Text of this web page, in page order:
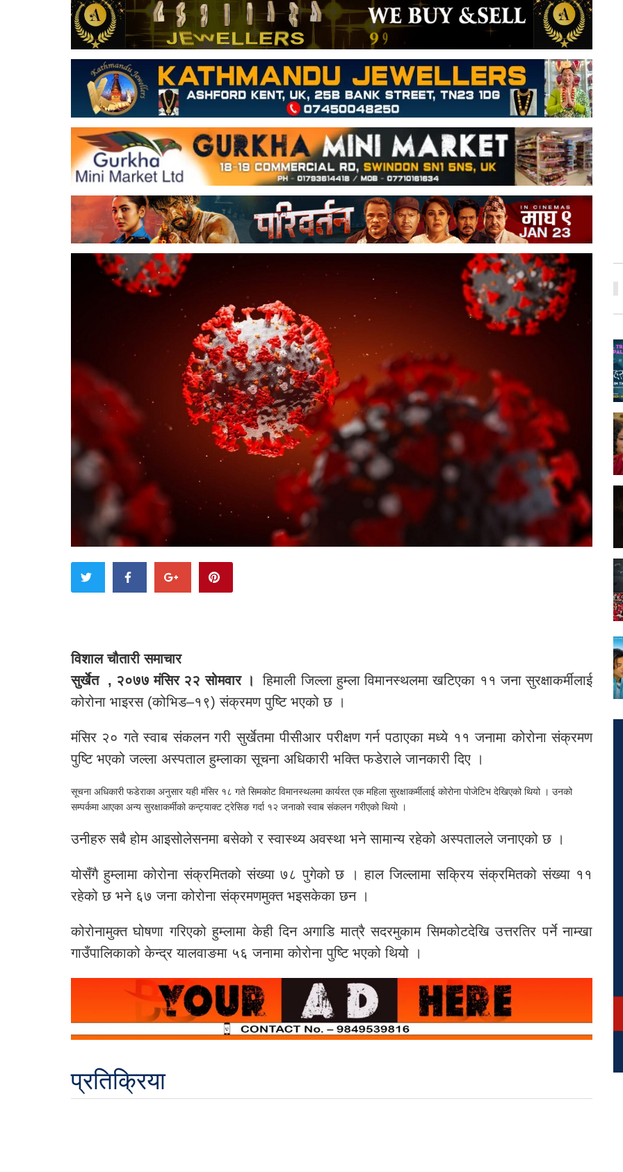
विशाल चौतारी समाचार
सुर्खेत , २०७७ मंसिर २२ सोमवार ।
हिमाली जिल्ला हुम्ला विमानस्थलमा खटिएका ११ जना सुरक्षाकर्मीलाई
कोरोना भाइरस (कोभिड–१९) संक्रमण पुष्टि भएको छ ।
मंसिर २० गते स्वाब संकलन गरी सुर्खेतमा पीसीआर परीक्षण गर्न पठाएका मध्ये ११ जनामा कोरोना संक्रमण
पुष्टि भएको जल्ला अस्पताल हुम्लाका सूचना अधिकारी भक्ति फडेराले जानकारी दिए ।
सूचना अधिकारी फडेराका अनुसार यही मंसिर १८ गते सिमकोट विमानस्थलमा कार्यरत एक महिला सुरक्षाकर्मीलाई कोरोना पोजेटिभ देखिएको थियो । उनको
सम्पर्कमा आएका अन्य सुरक्षाकर्मीको कन्ट्याक्ट ट्रेसिङ गर्दा १२ जनाको स्वाब संकलन गरीएको थियो ।
उनीहरु सबै होम आइसोलेसनमा बसेको र स्वास्थ्य अवस्था भने सामान्य रहेको अस्पतालले जनाएको छ ।
योसँगै हुम्लामा कोरोना संक्रमितको संख्या ७८ पुगेको छ । हाल जिल्लामा सक्रिय संक्रमितको संख्या ११
रहेको छ भने ६७ जना कोरोना संक्रमणमुक्त भइसकेका छन ।
कोरोनामुक्त घोषणा गरिएको हुम्लामा केही दिन अगाडि मात्रै सदरमुकाम सिमकोटदेखि उत्तरतिर पर्ने नाम्खा
गाउँपालिकाको केन्द्र यालवाङमा ५६ जनामा कोरोना पुष्टि भएको थियो ।
प्रतिक्रिया